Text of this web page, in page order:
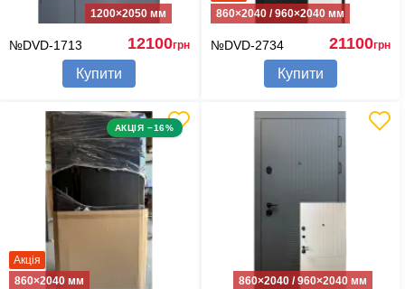
1200×2050 мм
№DVD-1713 12100грн
Купити
860×2040 / 960×2040 мм
№DVD-2734 21100грн
Купити
860×2040 мм
Акція
АКЦІЯ −16%
860×2040 / 960×2040 мм